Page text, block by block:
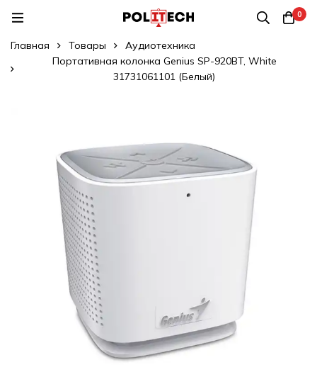
0
Главная Товары
Аудиотехника
Портативная колонка Genius SP-920BT, White
31731061101 (Белый)